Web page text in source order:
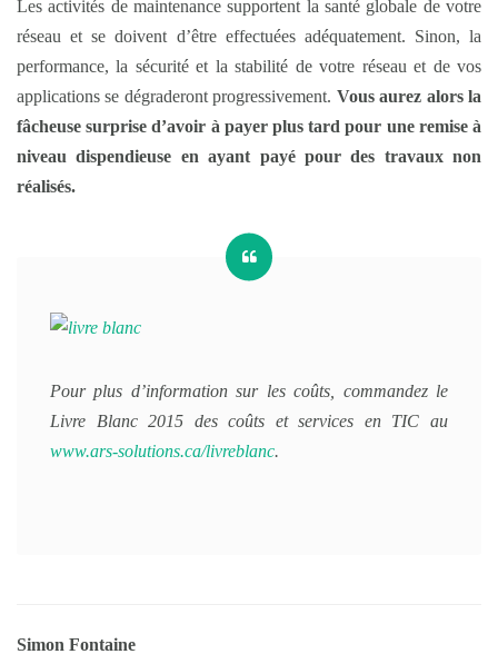
Les activités de maintenance supportent la santé globale de votre
réseau et se doivent d’être effectuées adéquatement. Sinon, la
performance, la sécurité et la stabilité de votre réseau et de vos
applications se dégraderont progressivement. Vous aurez alors la
fâcheuse surprise d’avoir à payer plus tard pour une remise à
niveau dispendieuse en ayant payé pour des travaux non
réalisés.
Pour plus d’information sur les coûts, commandez le
Livre Blanc 2015 des coûts et services en TIC au
www.ars-solutions.ca/livreblanc.
Simon Fontaine